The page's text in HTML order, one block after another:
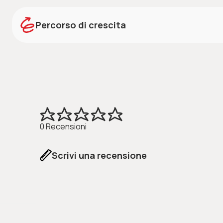
STORIE
Percorso di crescita
0 Recensioni
Scrivi una recensione